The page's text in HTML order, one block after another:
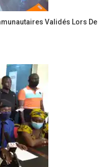
Validés Lors De